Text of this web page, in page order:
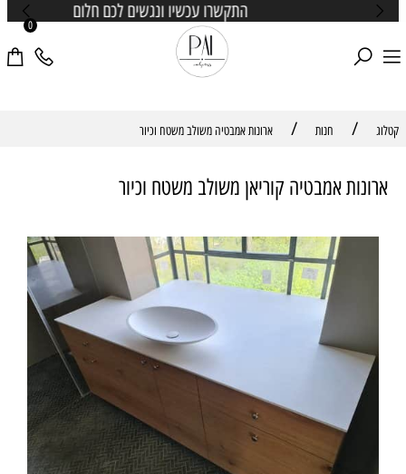
התקשרו עכשיו ונגשים לכם חלום
0
קטלוג / חנות / ארונות אמבטיה משולב משטח וכיור
ארונות אמבטיה קוריאן משולב משטח וכיור